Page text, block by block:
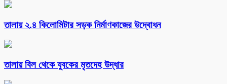
তালায় ২.৪ কিলোমিটার সড়ক নির্মাণকাজের উদ্বোধন
তালায় বিল থেকে যুবকের মৃতদেহ উদ্ধার